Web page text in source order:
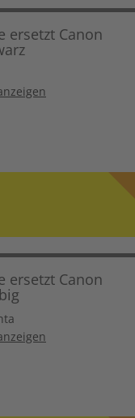
ersetzt Canon
ersetzt Canon